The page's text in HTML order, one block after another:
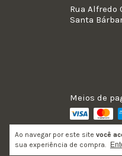
Ao navegar por este site você
sua experiência de compra.
Rua Alfredo
Santa
Meios de